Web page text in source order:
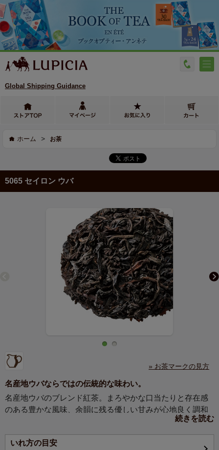
Global Shipping Guidance
ホーム > お茶
5065 セイロン ウバ
» お茶マークの見方
名産地ウバならではの伝統的な味わい。
名産地ウバのブレンド紅茶。まろやかな口当たりと存在感
のある豊かな風味、余韻に残る優しい甘みが心地良く調和
ウバ（Uva, CEYLON）
続きを読む
いれ方の目安